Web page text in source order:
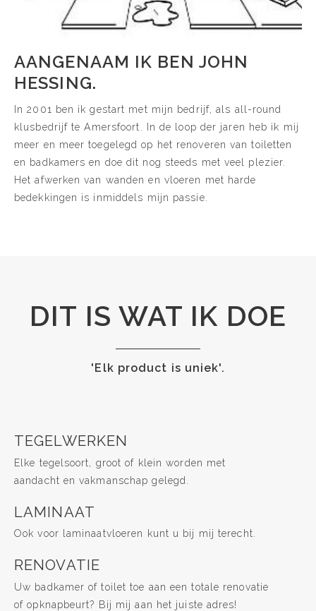
AANGENAAM IK BEN JOHN
HESSING.
In 2001 ben ik gestart met mijn bedrijf, als all-round
klusbedrijf te Amersfoort. In de loop der jaren heb ik mij
meer en meer toegelegd op het renoveren van toiletten
en badkamers en doe dit nog steeds met veel plezier.
Het afwerken van wanden en vloeren met harde
bedekkingen is inmiddels mijn passie.
DIT IS WAT IK DOE
'Elk product is uniek'.
TEGELWERKEN
Elke tegelsoort, groot of klein worden met
aandacht en vakmanschap gelegd.
LAMINAAT
Ook voor laminaatvloeren kunt u bij mij terecht.
RENOVATIE
Uw badkamer of toilet toe aan een totale renovatie
of opknapbeurt? Bij mij aan het juiste adres!